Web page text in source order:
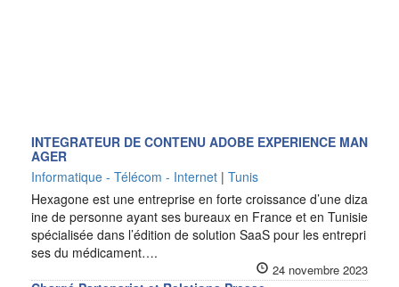
INTEGRATEUR DE CONTENU ADOBE EXPERIENCE MAN
AGER
Informatique - Télécom - Internet | Tunis
Hexagone est une entreprise en forte croissance d’une diza
ine de personne ayant ses bureaux en France et en Tunisie
spécialisée dans l’édition de solution SaaS pour les entrepri
ses du médicament….
24 novembre 2023